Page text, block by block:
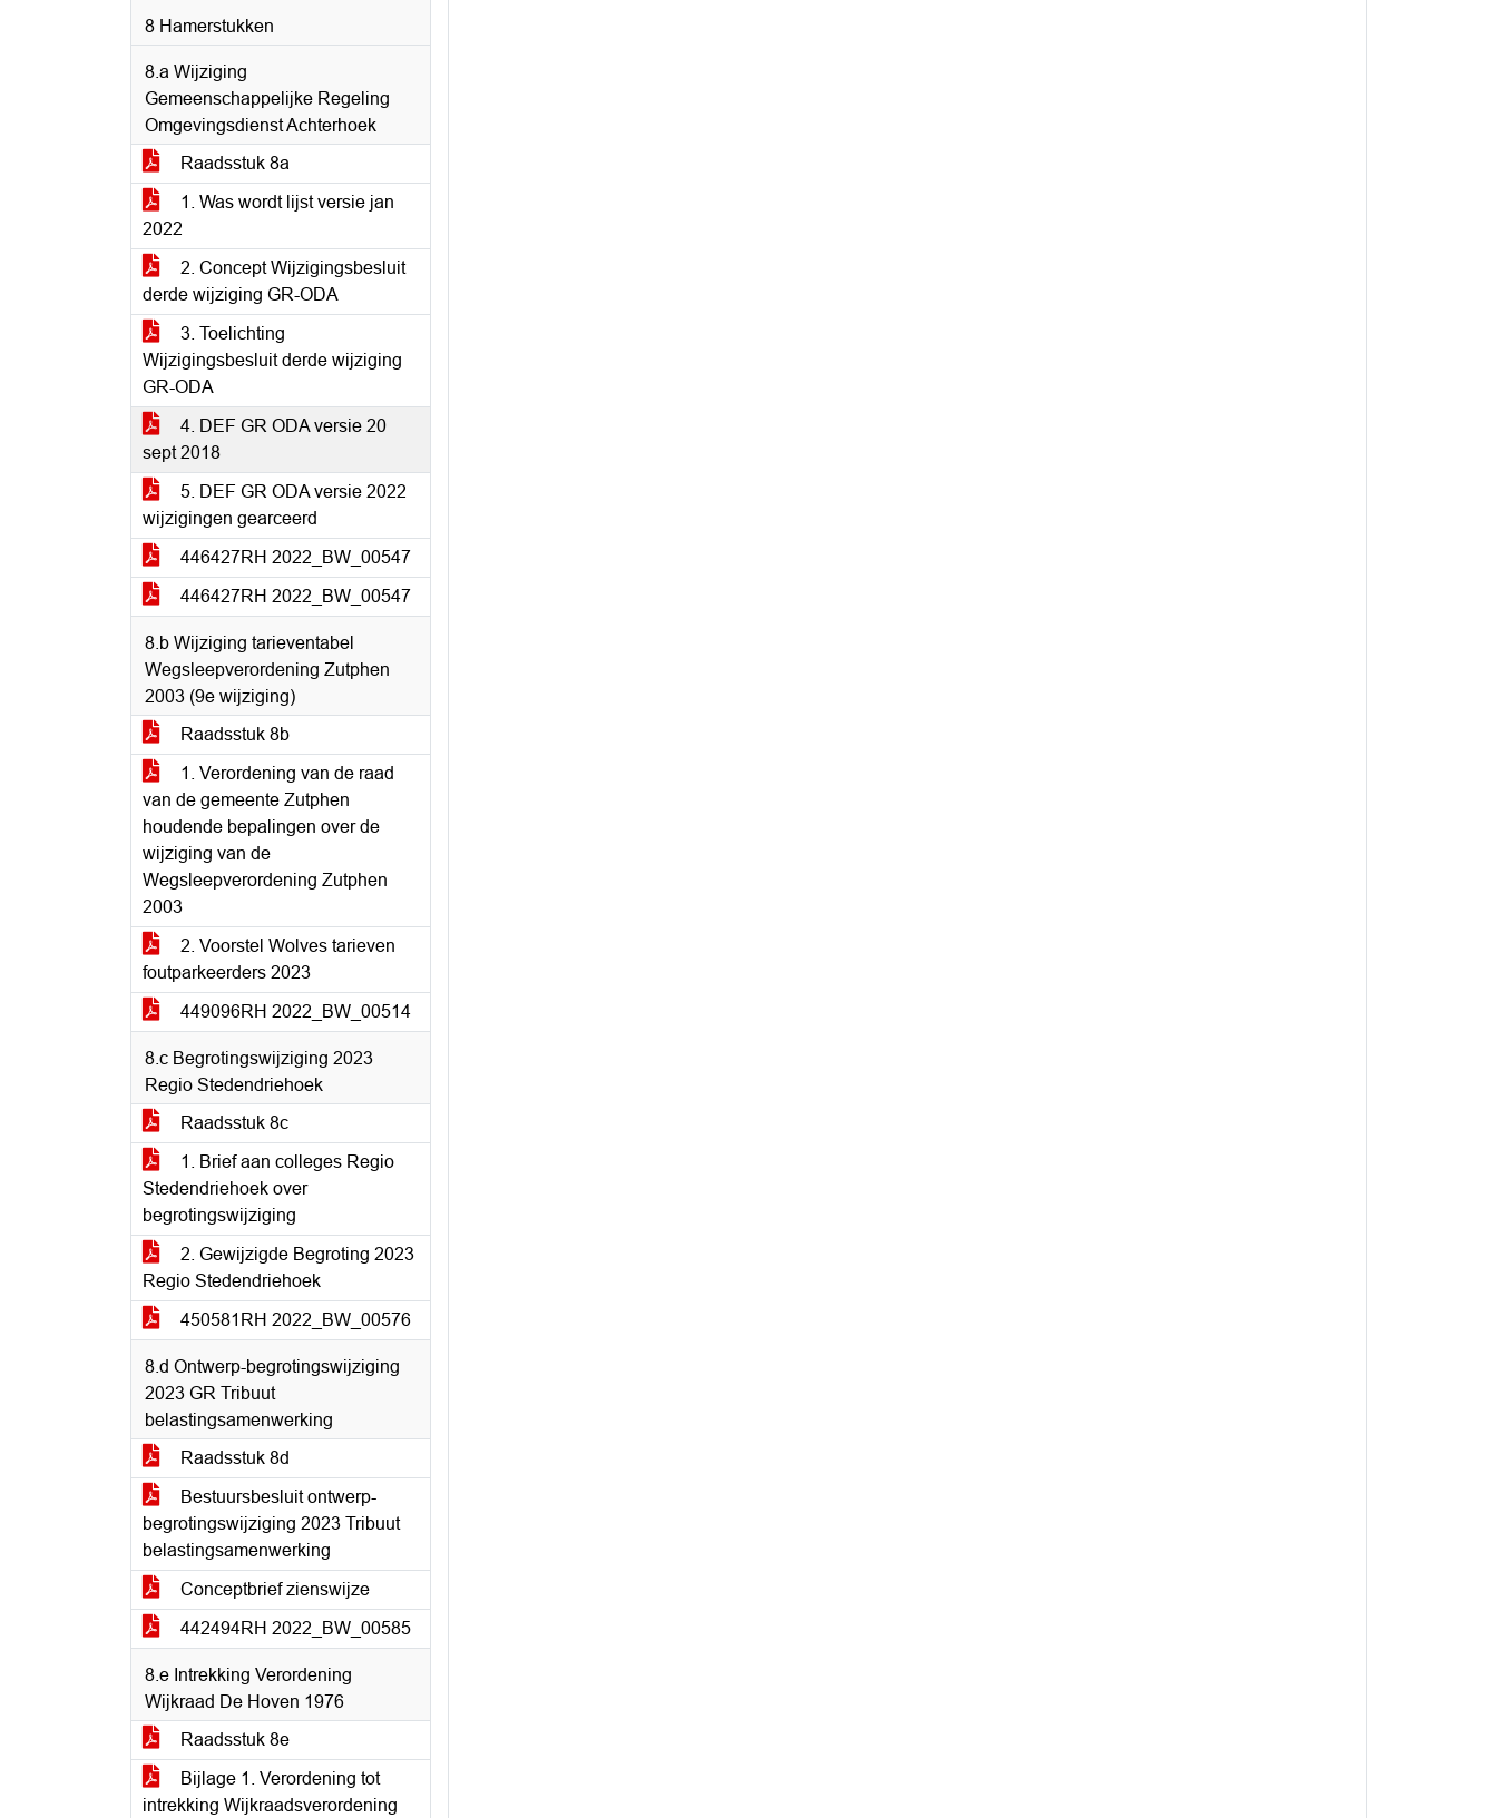
8 Hamerstukken
8.a Wijziging
Gemeenschappelijke Regeling
Omgevingsdienst Achterhoek
Raadsstuk 8a
1. Was wordt lijst versie jan
2022
2. Concept Wijzigingsbesluit
derde wijziging GR-ODA
3. Toelichting
Wijzigingsbesluit derde wijziging
GR-ODA
4. DEF GR ODA versie 20
sept 2018
5. DEF GR ODA versie 2022
wijzigingen gearceerd
446427RH 2022_BW_00547
446427RH 2022_BW_00547
8.b Wijziging tarieventabel
Wegsleepverordening Zutphen
2003 (9e wijziging)
Raadsstuk 8b
1. Verordening van de raad
van de gemeente Zutphen
houdende bepalingen over de
wijziging van de
Wegsleepverordening Zutphen
2003
2. Voorstel Wolves tarieven
foutparkeerders 2023
449096RH 2022_BW_00514
8.c Begrotingswijziging 2023
Regio Stedendriehoek
Raadsstuk 8c
1. Brief aan colleges Regio
Stedendriehoek over
begrotingswijziging
2. Gewijzigde Begroting 2023
Regio Stedendriehoek
450581RH 2022_BW_00576
8.d Ontwerp-begrotingswijziging
2023 GR Tribuut
belastingsamenwerking
Raadsstuk 8d
Bestuursbesluit ontwerp-
begrotingswijziging 2023 Tribuut
belastingsamenwerking
Conceptbrief zienswijze
442494RH 2022_BW_00585
8.e Intrekking Verordening
Wijkraad De Hoven 1976
Raadsstuk 8e
Bijlage 1. Verordening tot
intrekking Wijkraadsverordening